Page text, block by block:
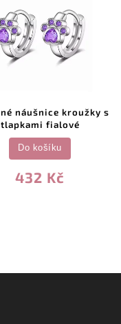
náušnice kroužky s
tlapkami fialové
432 Kč
Do košíku